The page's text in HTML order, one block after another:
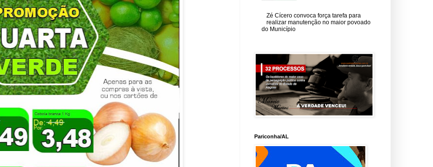
Zé Cícero convoca força tarefa para
realizar manutenção no maior povoado
do Município
Pariconha/AL